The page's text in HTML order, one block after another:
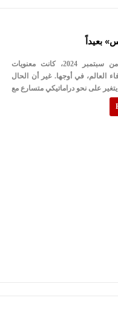
بعيداً
منذ السابع من أكتوبر 2023، وحتى السابع من سبتمبر 2024، كانت معنويات
العالم، في أوجها. غير أن الحال